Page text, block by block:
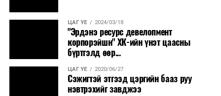
ЦАГ ҮЕ 2024/03/18
"Эрдэнэ ресурс девелопмент
корпорэйшн" ХК-ийн үнэт цаасны
бүртгэлд өөр...
ЦАГ ҮЕ 2020/06/27
Сэжигтэй этгээд цэргийн бааз руу
нэвтрэхийг завджээ